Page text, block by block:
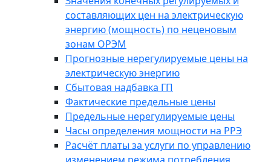
составляющих цен на электрическую
энергию (мощность) по неценовым
зонам ОРЭМ
Прогнозные нерегулируемые цены на
электрическую энергию
Сбытовая надбавка ГП
Фактические предельные цены
Предельные нерегулируемые цены
Часы определения мощности на РРЭ
Расчёт платы за услуги по управлению